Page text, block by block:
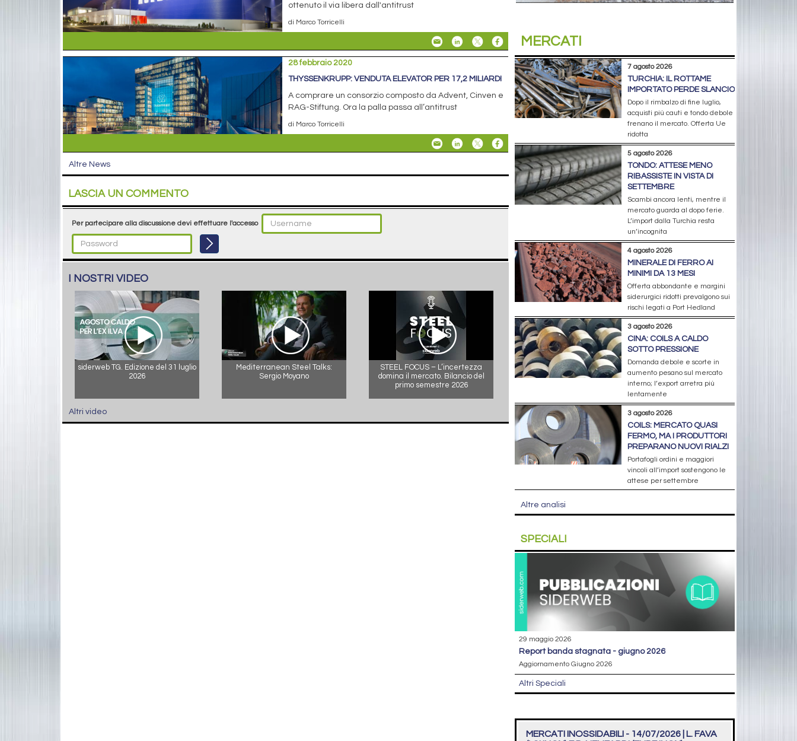
ottenuto il via libera dall'antitrust
di Marco Torricelli
28 febbraio 2020
THYSSENKRUPP: VENDUTA ELEVATOR PER 17,2 MILIARDI
A comprare un consorzio composto da Advent, Cinven e
RAG-Stiftung. Ora la palla passa all’antitrust
di Marco Torricelli
Altre News
LASCIA UN COMMENTO
Per partecipare alla discussione devi effettuare l'accesso
I NOSTRI VIDEO
siderweb TG. Edizione del 31 luglio
2026
Mediterranean Steel Talks:
Sergio Moyano
STEEL FOCUS – L’incertezza
domina il mercato. Bilancio del
primo semestre 2026
Altri video
MERCATI
7 agosto 2026
TURCHIA: IL ROTTAME
IMPORTATO PERDE SLANCIO
Dopo il rimbalzo di fine luglio,
acquisti più cauti e tondo debole
frenano il mercato. Offerta Ue
ridotta
5 agosto 2026
TONDO: ATTESE MENO
RIBASSISTE IN VISTA DI
SETTEMBRE
Scambi ancora lenti, mentre il
mercato guarda al dopo ferie.
L’import dalla Turchia resta
un’incognita
4 agosto 2026
MINERALE DI FERRO AI
MINIMI DA 13 MESI
Offerta abbondante e margini
siderurgici ridotti prevalgono sui
rischi legati a Port Hedland
3 agosto 2026
CINA: COILS A CALDO
SOTTO PRESSIONE
Domanda debole e scorte in
aumento pesano sul mercato
interno; l’export arretra più
lentamente
3 agosto 2026
COILS: MERCATO QUASI
FERMO, MA I PRODUTTORI
PREPARANO NUOVI RIALZI
Portafogli ordini e maggiori
vincoli all’import sostengono le
attese per settembre
Altre analisi
SPECIALI
29 maggio 2026
report banda stagnata - giugno 2026
Aggiornamento Giugno 2026
Altri Speciali
MERCATI INOSSIDABILI - 14/07/2026 | L. FAVA